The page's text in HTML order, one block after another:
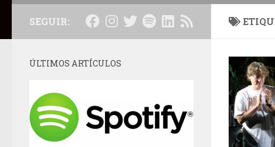
SEGUIR:
ÚLTIMOS ARTÍCULOS